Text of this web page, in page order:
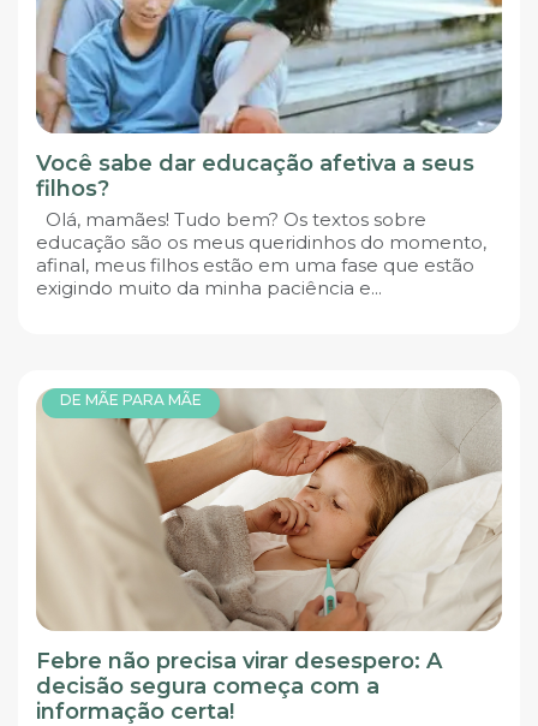
Você sabe dar educação afetiva a seus
filhos?
Olá, mamães! Tudo bem? Os textos sobre
educação são os meus queridinhos do momento,
afinal, meus filhos estão em uma fase que estão
exigindo muito da minha paciência e...
DE MÃE PARA MÃE
Febre não precisa virar desespero: A
decisão segura começa com a
informação certa!